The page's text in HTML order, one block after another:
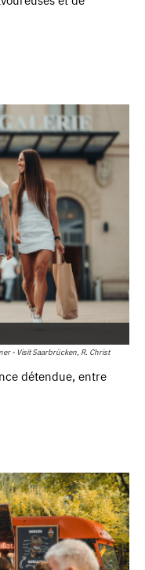
- Visit Saarbrücken, R. Christ
détendue, entre